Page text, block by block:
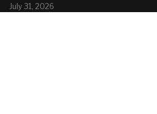
July 31, 2026